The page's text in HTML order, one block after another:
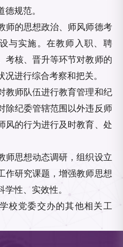
德规范。
师的思想政治、师风师德考
与实施。在教师入职、聘
考核、晋升等环节对教师的
况进行综合考察和把关。
教师队伍进行教育管理和纪
除纪委管辖范围以外违反师
风的行为进行及时教育、处
师思想动态调研，组织设立
作研究课题，增强教师思想
学性、实效性。
校党委交办的其他相关工